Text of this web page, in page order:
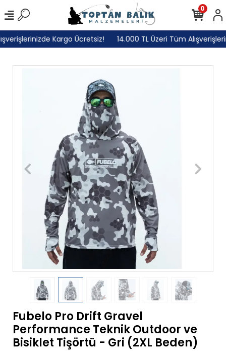
Kargo Ücretsiz! 14.000 TL Üzeri Tüm
0
Fubelo Pro Drift Gravel
Performance Teknik Outdoor ve
Bisiklet Tişörtü - Gri (2XL Beden)